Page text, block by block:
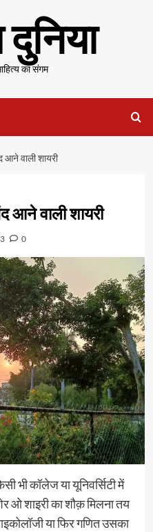
का संगम
आने वाली शायरी
आने वाली शायरी
0
कॉलेज या यूनिवर्सिटी में
ओ शाइरी का शौक़ मिलना तय
या फिर गणित उसका